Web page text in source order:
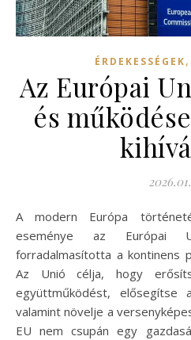
ÉRDEKESSÉGEK,
Az Európai
és
A modern Európa történetének egyik legfontosabb
eseménye az Európai
forradalmasította a kontinens
Az Unió célja, hogy
együttműködést,
valamint növelje a
EU nem csupán egy